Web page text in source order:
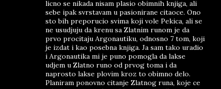
licno se nikada nisam plasio obimnih knjiga, ali
sebe ipak svrstavam u pasionirane citaoce. Ono
sto bih preporucio svima koji vole Pekica, ali se
ne usudjuju da krenu sa Zlatnim runom je da
prvo procitaju Argonautiku, odnosno 7 tom, koji
je izdat i kao posebna knjiga. Ja sam tako uradio
i Argonautika mi je puno pomogla da lakse
udjem u Zlatno runo od prvog toma i da
naprosto lakse plovim kroz to obimno delo.
Planiram ponovno citanje Zlatnog runa, koje ce